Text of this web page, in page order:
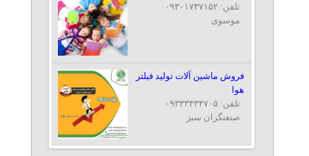
موسوی
تلفن: ۰۹۳۰۱۷۳۷۱۵۲
فروش ماشین آلات تولید فیلتر
هوا
صنعتگران سبز
تلفن: ۰۹۳۳۳۴۳۴۷۰۵